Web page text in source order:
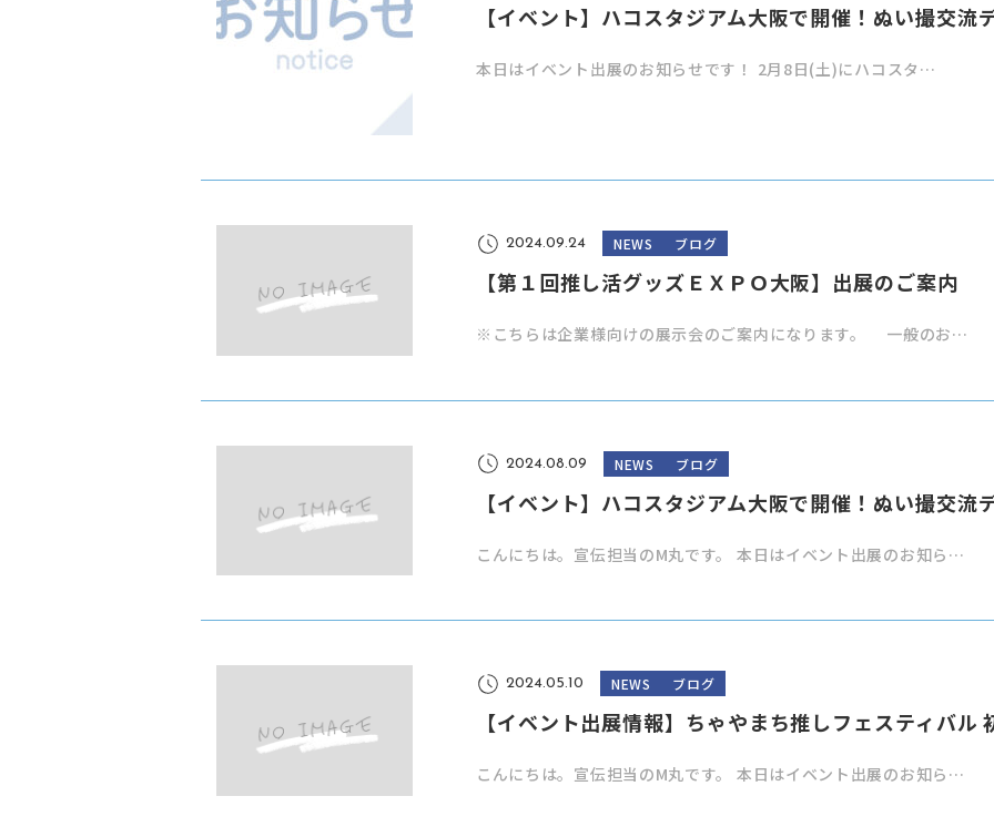
【イベント】ハコスタジアム大阪で開催！ぬい撮交流
本日はイベント出展のお知らせです！ 2月8日(土)にハコスタ…
2024.09.24 NEWS ブログ
【第１回推し活グッズＥＸＰＯ大阪】出展のご案内
※こちらは企業様向けの展示会のご案内になります。 一般のお…
2024.08.09 NEWS ブログ
【イベント】ハコスタジアム大阪で開催！ぬい撮交流
こんにちは。宣伝担当のM丸です。 本日はイベント出展のお知ら…
2024.05.10 NEWS ブログ
【イベント出展情報】ちゃやまち推しフェスティバル
こんにちは。宣伝担当のM丸です。 本日はイベント出展のお知ら…